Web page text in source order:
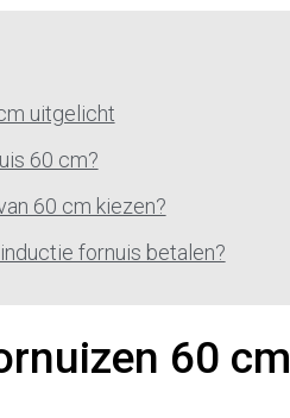
uitgelicht
60 cm?
60 cm kiezen?
fornuis betalen?
60 cm